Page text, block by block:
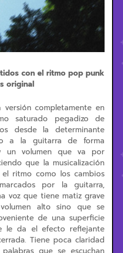
con el ritmo pop punk
original
completamente en
saturado pegadizo de
desde la determinante
a la guitarra de forma
un volumen que va por
que la musicalización
ritmo como los cambios
por la guitarra,
voz que tiene matiz grave
alto sino que se
de una superficie
le da el efecto reflejante
Tiene poca claridad